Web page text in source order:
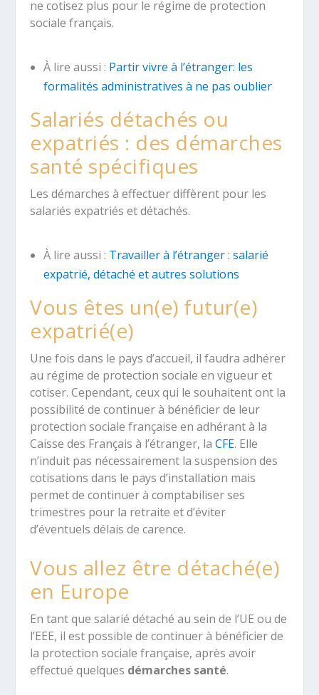
ne cotisez plus pour le régime de protection
sociale français.
À lire aussi : Partir vivre à l’étranger: les
formalités administratives à ne pas oublier
Salariés détachés ou
expatriés : des démarches
santé spécifiques
Les démarches à effectuer diffèrent pour les
salariés expatriés et détachés.
À lire aussi : Travailler à l’étranger : salarié
expatrié, détaché et autres solutions
Vous êtes un(e) futur(e)
expatrié(e)
Une fois dans le pays d’accueil, il faudra adhérer
au régime de protection sociale en vigueur et
cotiser. Cependant, ceux qui le souhaitent ont la
possibilité de continuer à bénéficier de leur
protection sociale française en adhérant à la
Caisse des Français à l’étranger, laCFE. Elle
n’induit pas nécessairement la suspension des
cotisations dans le pays d’installation mais
permet de continuer à comptabiliser ses
trimestres pour la retraite et d’éviter
d’éventuels délais de carence.
Vous allez être détaché(e)
en Europe
En tant que salarié détaché au sein de l’UE ou de
l’EEE, il est possible de continuer à bénéficier de
la protection sociale française, après avoir
effectué quelques démarches santé.